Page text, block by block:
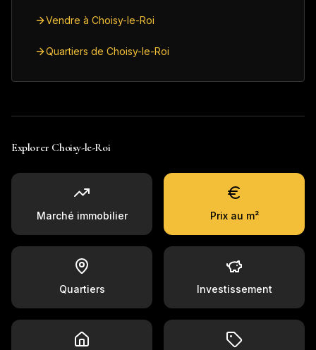
Vendre à Choisy-le-Roi
Quartiers de Choisy-le-Roi
Explorer Choisy-le-Roi
Marché immobilier Prix au m²
Quartiers Investissement